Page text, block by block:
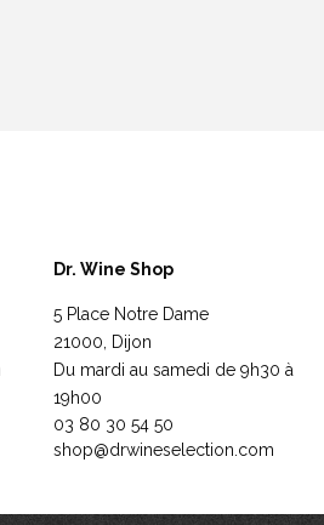
Dr. Wine Shop
5 Place Notre Dame
21000, Dijon
Du mardi au samedi de 9h30 à
19h00
03 80 30 54 50
shop@drwineselection.com